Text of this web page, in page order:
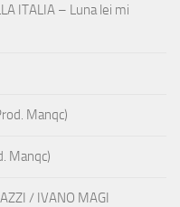
ITALIA – Luna lei mi
Manqc)
Manqc)
/ IVANO MAGI